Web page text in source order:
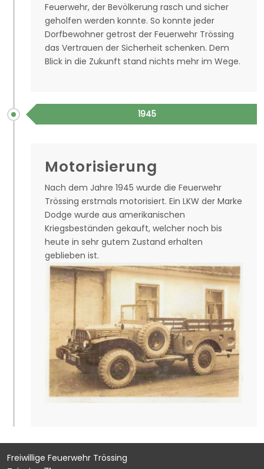
Feuerwehr, der Bevölkerung rasch und sicher
geholfen werden konnte. So konnte jeder
Dorfbewohner getrost der Feuerwehr Trössing
das Vertrauen der Sicherheit schenken. Dem
Blick in die Zukunft stand nichts mehr im Wege.
1945
Motorisierung
Nach dem Jahre 1945 wurde die Feuerwehr
Trössing erstmals motorisiert. Ein LKW der Marke
Dodge wurde aus amerikanischen
Kriegsbeständen gekauft, welcher noch bis
heute in sehr gutem Zustand erhalten
geblieben ist.
Freiwillige Feuerwehr Trössing